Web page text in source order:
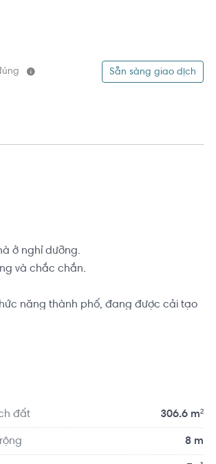
Sẵn sàng giao dịch
ở nghỉ dưỡng.
và chắc chắn.
năng thành phố, đang được cải tạo
sinh thái, chỉ trong bán kính 1km. Vị trí
đất 306.6 m²
8 m